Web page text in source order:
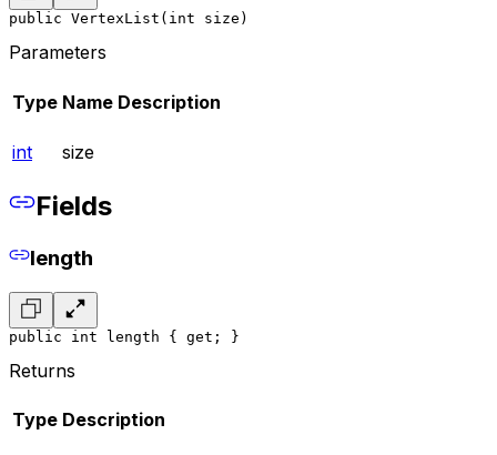
public VertexList(int size)
Parameters
Type Name Description
int size
Fields
length
public int length { get; }
Returns
Type Description